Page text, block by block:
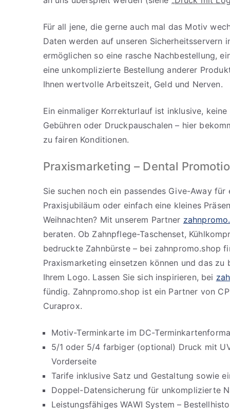
Für all jene, die gerne auch mal das Motiv
Daten werden auf unseren Sicherheitsservern
ermöglichen so eine rasche Nachbestellung,
eine unkomplizierte Bestellung anderer
Ihnen wertvolle Arbeitszeit, Geld und Nerven.
Ein einmaliger Korrekturlauf ist inklusive,
Gebühren oder Druckpauschalen – hier
zu fairen Konditionen.
Praxismarketing – Dental
Sie suchen noch ein passendes Give-Away
Praxisjubiläum oder einfach eine kleines
Weihnachten? Mit unserem Partner
beraten. Ob Zahnpflege-Taschenset,
bedruckte Zahnbürste – bei zahnpromo.shop
Praxismarketing einsetzen können und das
Ihrem Logo. Lassen Sie sich inspirieren, bei
fündig. Zahnpromo.shop ist ein Partner von
Curaprox.
Motiv-Terminkarte im DC-
5/1 oder 5/4 farbiger (optional) Druck mit
Vorderseite
Tarife inklusive Satz und Gestaltung sowie
Doppel-Datensicherung für unkomplizierte
Leistungsfähiges WAWI System –